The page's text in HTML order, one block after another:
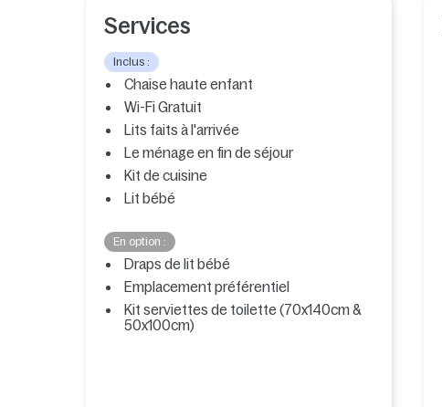
Services
Inclus :
Chaise haute enfant
Wi-Fi Gratuit
Lits faits à l'arrivée
Le ménage en fin de séjour
Kit de cuisine
Lit bébé
En option :
Draps de lit bébé
Emplacement préférentiel
Kit serviettes de toilette (70x140cm &
50x100cm)